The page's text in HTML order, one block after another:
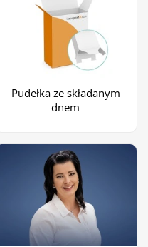
Pudełka ze składanym
dnem